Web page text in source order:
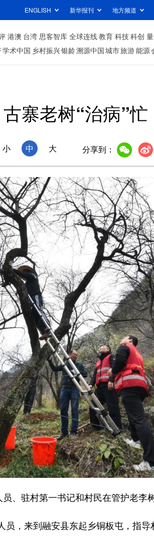
ENGLISH 新华报刊 地方频道
港澳 台湾 思客智库 全球连线教育 科技科创
学术中国 乡村振兴银龄溯源中国城市旅游能源
古寨老树“治病”忙
小 中 大 分享到：
驻村第一书记和村民在管护老李树
，来到融安县东起乡铜板屯，指导